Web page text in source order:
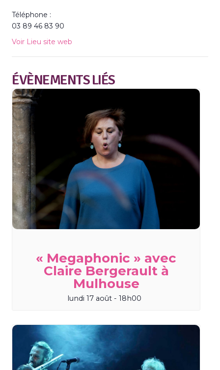
Téléphone :
03 89 46 83 90
Voir Lieu site web
ÉVÈNEMENTS LIÉS
« Megaphonic » avec
Claire Bergerault à
Mulhouse
lundi 17 août - 18h00